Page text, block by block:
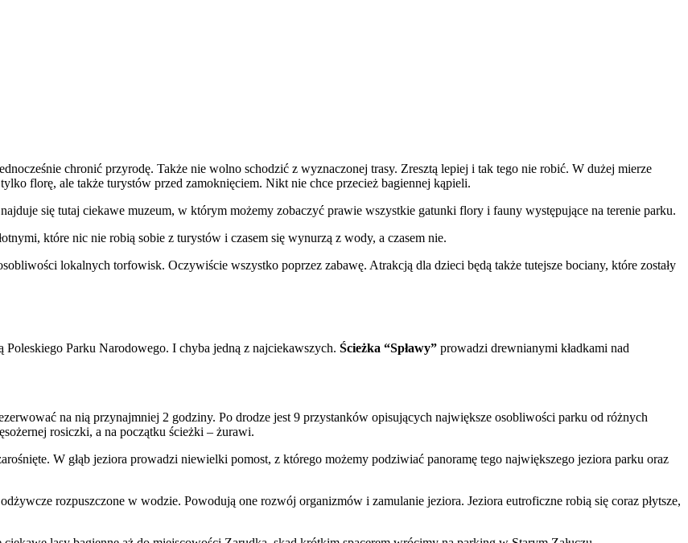
chronić przyrodę. Także nie wolno schodzić z wyznaczonej trasy. Zresztą lepiej i tak tego nie robić. W dużej mierze
florę, ale także turystów przed zamoknięciem. Nikt nie chce przecież bagiennej kąpieli.
się tutaj ciekawe muzeum, w którym możemy zobaczyć prawie wszystkie gatunki flory i fauny występujące na terenie parku.
które nic nie robią sobie z turystów i czasem się wynurzą z wody, a czasem nie.
lokalnych torfowisk. Oczywiście wszystko poprzez zabawę. Atrakcją dla dzieci będą także tutejsze bociany, które zostały
Parku Narodowego. I chyba jedną z najciekawszych. Ścieżka “Spławy” prowadzi drewnianymi kładkami nad
na nią przynajmniej 2 godziny. Po drodze jest 9 przystanków opisujących największe osobliwości parku od różnych
rosiczki, a na początku ścieżki – żurawi.
W głąb jeziora prowadzi niewielki pomost, z którego możemy podziwiać panoramę tego największego jeziora parku oraz
rozpuszczone w wodzie. Powodują one rozwój organizmów i zamulanie jeziora. Jeziora eutroficzne robią się coraz płytsze,